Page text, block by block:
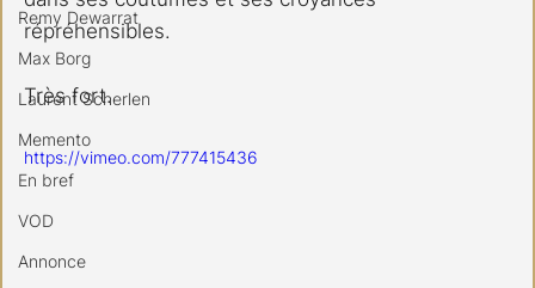
Remy Dewarrat
Max Borg
Laurent Scherlen
Memento
En bref
VOD
Annonce
répréhensibles.
Très fort.
https://vimeo.com/777415436